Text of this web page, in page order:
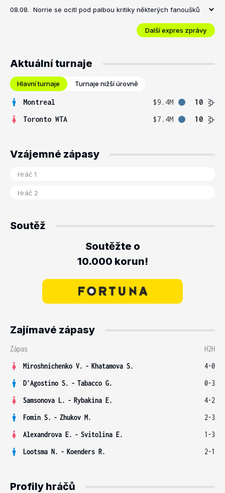
08.08. Norrie se ocitl pod palbou kritiky některých fanoušků
Další expres zprávy
Aktuální turnaje
Hlavní turnaje Turnaje nižší úrovně
Montreal $9.4M
10
Toronto WTA
$7.4M 10
Vzájemné zápasy
Soutěž
Soutěžte o
10.000 korun!
Zajímavé zápasy
Zápas
H2H
Miroshnichenko V. - Khatamova S.
4-0
D'Agostino S. - Tabacco G.
0-3
Samsonova L. - Rybakina E.
4-2
Fomin S. - Zhukov M.
2-3
Alexandrova E. - Svitolina E.
1-3
Lootsma N. - Koenders R. 2-1
Profily hráčů